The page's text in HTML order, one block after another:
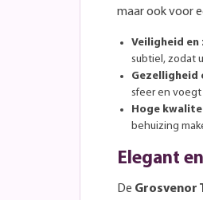
maar ook voor
Veiligheid
subtiel, zodat
Gezelligheid
sfeer en
Hoge
behuizing
Elegant
De Grosvenor